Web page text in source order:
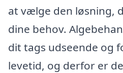
at vælge den løsning,
dine behov.
dit tags udseende og
levetid, og derfor er